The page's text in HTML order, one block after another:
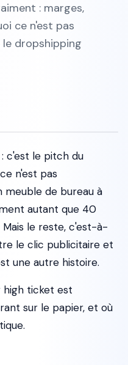
: marges,
ce n'est pas
dropshipping
c'est le pitch du
n'est pas
meuble de bureau à
autant que 40
le reste, c'est-à-
le clic publicitaire et
une autre histoire.
high ticket est
sur le papier, et où